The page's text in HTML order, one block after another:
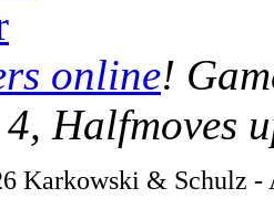
online!
Halfmoves
Karkowski & Schulz